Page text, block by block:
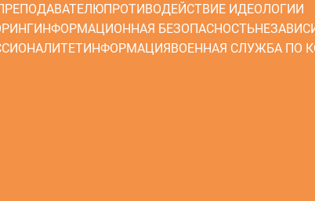
ПРОТИВОДЕЙСТВИЕ ИДЕОЛОГИИ
ИНФОРМАЦИОННАЯ БЕЗОПАСНОСТЬ
ИНФОРМАЦИЯВОЕННАЯ СЛУЖБА ПО